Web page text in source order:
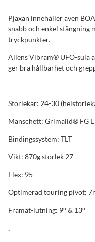
Pjäxan innehåller även
snabb och enkel stängning
tryckpunkter.
Aliens Vibram® UFO-sula
ger bra hållbarhet och
Storlekar: 24-30
Manschett: Grimalid® FG
Bindingssystem: TLT
Vikt: 870g storlek 27
Flex: 95
Optimerad touring pivot:
Framåt-lutning: 9° & 13°
.